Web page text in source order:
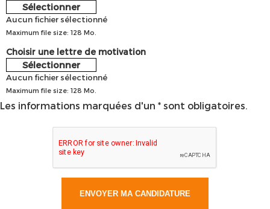
Sélectionner
Aucun fichier sélectionné
Maximum file size: 128 Mo.
Choisir une lettre de motivation
Sélectionner
Aucun fichier sélectionné
Maximum file size: 128 Mo.
Les informations marquées d'un * sont obligatoires.